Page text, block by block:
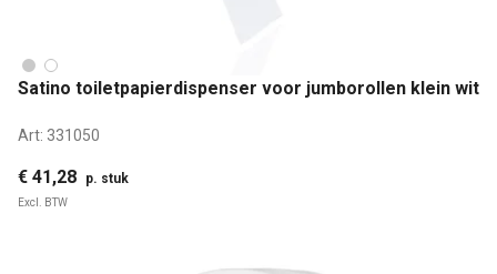
Satino toiletpapierdispenser voor jumborollen klein wit
Art: 331050
€ 41,28 p. stuk
Excl. BTW